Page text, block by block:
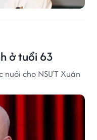
ở tuổi 63
cho NSƯT Xuân